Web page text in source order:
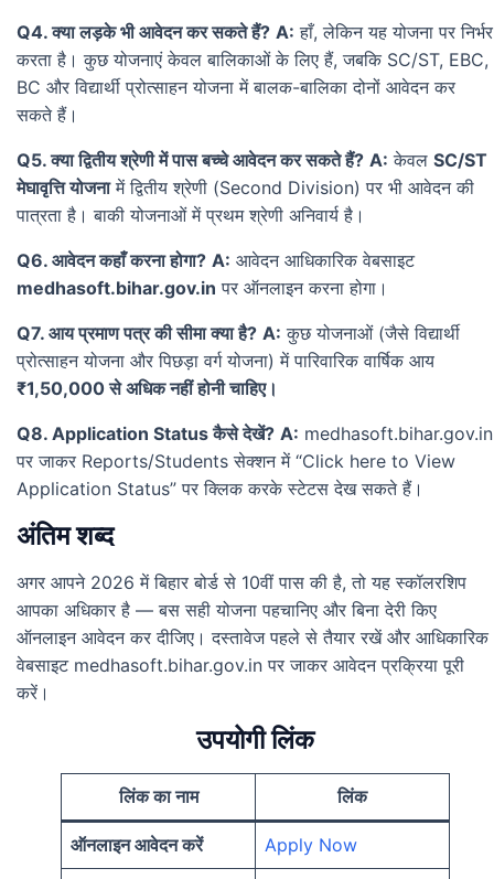
Q4. क्या लड़के भी आवेदन कर सकते हैं? A: हाँ, लेकिन यह योजना पर निर्भर
करता है। कुछ योजनाएं केवल बालिकाओं के लिए हैं, जबकि SC/ST, EBC,
BC और विद्यार्थी प्रोत्साहन योजना में बालक-बालिका दोनों आवेदन कर
सकते हैं।
Q5. क्या द्वितीय श्रेणी में पास बच्चे आवेदन कर सकते हैं? A: केवल SC/ST
मेघावृत्ति योजनामें द्वितीय श्रेणी (Second Division) पर भी आवेदन की
पात्रता है। बाकी योजनाओं में प्रथम श्रेणी अनिवार्य है।
Q6. आवेदन कहाँ करना होगा? A: आवेदन आधिकारिक वेबसाइट
medhasoft.bihar.gov.in पर ऑनलाइन करना होगा।
Q7. आय प्रमाण पत्र की सीमा क्या है? A: कुछ योजनाओं (जैसे विद्यार्थी
प्रोत्साहन योजना और पिछड़ा वर्ग योजना) में पारिवारिक वार्षिक आय
₹1,50,000 से अधिक नहीं होनी चाहिए।
Q8. Application Status कैसे देखें? A: medhasoft.bihar.gov.in
पर जाकर Reports/Students सेक्शन में “Click here to View
Application Status” पर क्लिक करके स्टेटस देख सकते हैं।
अंतिम शब्द
अगर आपने 2026 में बिहार बोर्ड से 10वीं पास की है, तो यह स्कॉलरशिप
आपका अधिकार है — बस सही योजना पहचानिए और बिना देरी किए
ऑनलाइन आवेदन कर दीजिए। दस्तावेज पहले से तैयार रखें और आधिकारिक
वेबसाइट medhasoft.bihar.gov.in पर जाकर आवेदन प्रक्रिया पूरी
करें।
उपयोगी लिंक
लिंक का नाम लिंक
ऑनलाइन आवेदन करें Apply Now